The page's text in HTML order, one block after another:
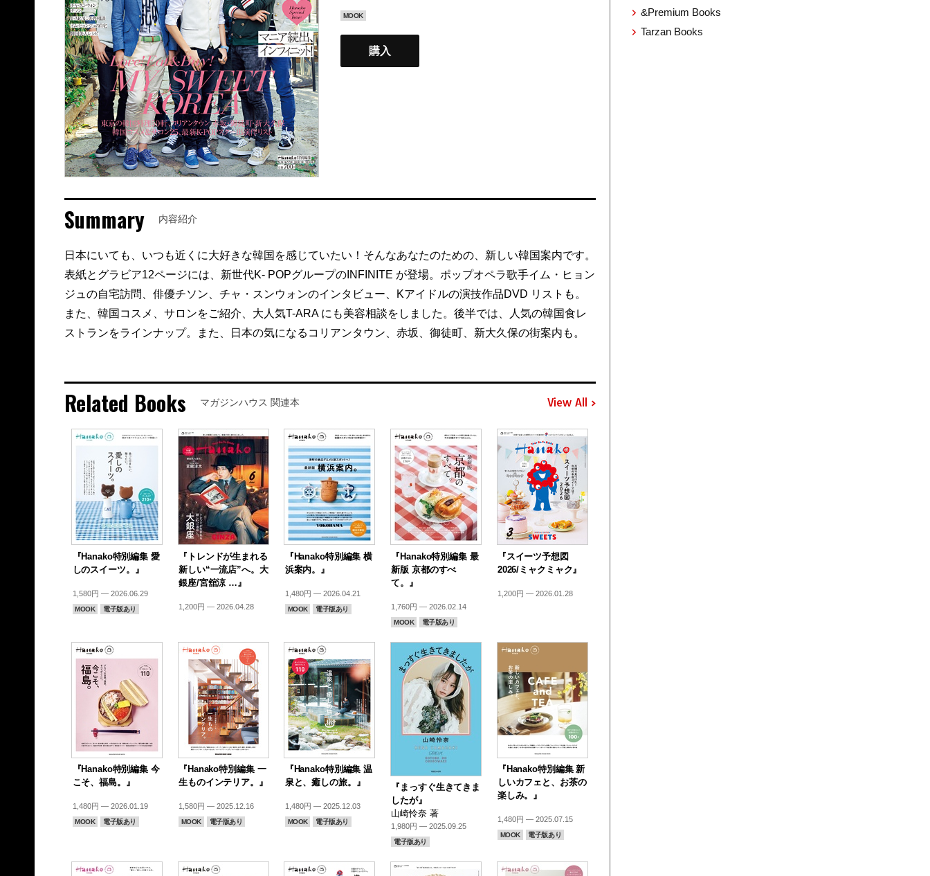
MOOK
購入
Summary 内容紹介
日本にいても、いつも近くに大好きな韓国を感じていたい！そんなあなたのための、新しい韓国案内です。
表紙とグラビア12ページには、新世代K- POPグループのINFINITE が登場。ポップオペラ歌手イム・ヒョン
ジュの自宅訪問、俳優チソン、チャ・スンウォンのインタビュー、Kアイドルの演技作品DVD リストも。
また、韓国コスメ、サロンをご紹介、大人気T-ARA にも美容相談をしました。後半では、人気の韓国食レ
ストランをラインナップ。また、日本の気になるコリアンタウン、赤坂、御徒町、新大久保の街案内も。
Related Books マガジンハウス 関連本 View All
『Hanako特別編集 愛
しのスイーツ。』
1,580円 — 2026.06.29
MOOK 電子版あり
『トレンドが生まれる
新しい“一流店”へ。大
銀座/宮舘涼 …』
1,200円 — 2026.04.28
『Hanako特別編集 横
浜案内。』
1,480円 — 2026.04.21
MOOK 電子版あり
『Hanako特別編集 最
新版 京都のすべ
て。』
1,760円 — 2026.02.14
MOOK 電子版あり
『スイーツ予想図
2026/ミャクミャク』
1,200円 — 2026.01.28
『Hanako特別編集 今
こそ、福島。』
1,480円 — 2026.01.19
MOOK 電子版あり
『Hanako特別編集 一
生ものインテリア。』
1,580円 — 2025.12.16
MOOK 電子版あり
『Hanako特別編集 温
泉と、癒しの旅。』
1,480円 — 2025.12.03
MOOK 電子版あり
『まっすぐ生きてきま
したが』
山崎怜奈 著
1,980円 — 2025.09.25
電子版あり
『Hanako特別編集 新
しいカフェと、お茶の
楽しみ。』
1,480円 — 2025.07.15
MOOK 電子版あり
&Premium Books
Tarzan Books